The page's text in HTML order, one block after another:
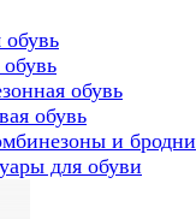
обувь
обувь
и бродни
для обуви